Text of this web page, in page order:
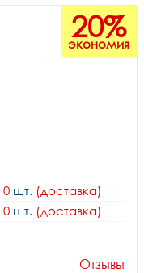
20%
экономия
0 шт. (доставка)
0 шт. (доставка)
Отзывы